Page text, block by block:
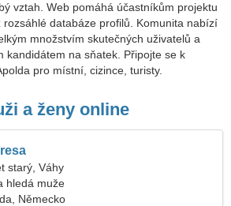
vztah. Web pomáhá účastníkům projektu
databáze profilů. Komunita nabízí
množstvím skutečných uživatelů a
kandidátem na sňatek. Připojte se k
pro místní, cizince, turisty.
a ženy online
starý, Váhy
hledá muže
Německo